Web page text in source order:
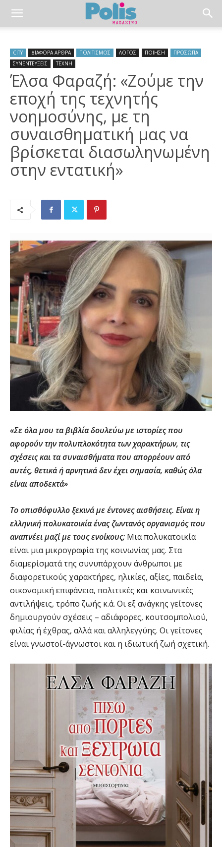
CITY ΔΙΑΦΟΡΑ ΑΡΘΡΑ ΠΟΛΙΤΙΣΜΟΣ ΛΟΓΟΣ ΠΟΙΗΣΗ
ΠΡΟΣΩΠΑ
ΣΥΝΕΝΤΕΥΞΕΙΣ
ΤΕΧΝΗ
Έλσα Φαραζή: «Ζούμε την
εποχή της τεχνητής
νοημοσύνης, με τη
συναισθηματική μας να
βρίσκεται διασωληνωμένη
στην εντατική»
«Σε όλα μου τα βιβλία δουλεύω με ιστορίες που
αφορούν την πολυπλοκότητα των χαρακτήρων, τις
σχέσεις και τα συναισθήματα που απορρέουν από
αυτές, θετικά ή αρνητικά δεν έχει σημασία, καθώς όλα
είναι αποδεκτά»
Το οπισθόφυλλο ξεκινά με έντονες αισθήσεις. Είναι η
ελληνική πολυκατοικία ένας ζωντανός οργανισμός που
αναπνέει μαζί με τους ενοίκους; Μια πολυκατοικία
είναι μια μικρογραφία της κοινωνίας μας. Στα
διαμερίσματά της συνυπάρχουν άνθρωποι με
διαφορετικούς χαρακτήρες, ηλικίες, αξίες, παιδεία,
οικονομική επιφάνεια, πολιτικές και κοινωνικές
αντιλήψεις, τρόπο ζωής κ.ά. Οι εξ ανάγκης γείτονες
δημιουργούν σχέσεις – αδιάφορες, κουτσομπολιού,
φιλίας ή έχθρας, αλλά και αλληλεγγύης. Οι γείτονες
είναι γνωστοί-άγνωστοι και η ιδιωτική ζωή σχετική.